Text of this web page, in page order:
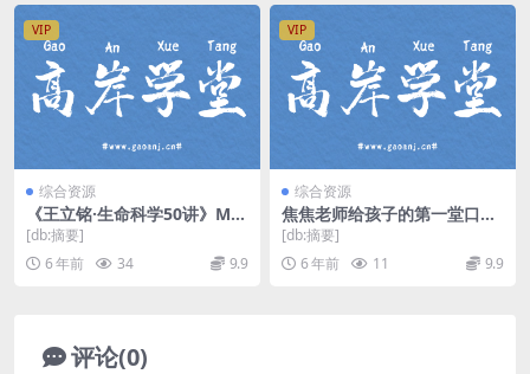
VIP
综合资源
《王立铭·生命科学50讲》MP
3音频 百度网盘下载
[db:摘要]
6 年前
34 9.9
VIP
综合资源
焦焦老师给孩子的第一堂口才
表达课（全55集高清视频）
（含10集音频）百度网盘
[db:摘要]
6 年前
11 9.9
评论(0)